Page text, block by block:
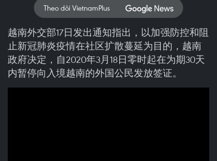
Theo dõi VietnamPlus
越南外交部17日发出通知指出，以加强防控和阻
止新冠肺炎疫情在社区扩散蔓延为目的，越南
政府决定，自2020年3月18日零时起在为期30天
内暂停向入境越南的外国公民发放签证。